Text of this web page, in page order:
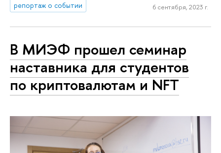
репортаж о событии
6 сентября, 2023 г.
В МИЭФ прошел семинар
наставника для студентов
по криптовалютам и NFT